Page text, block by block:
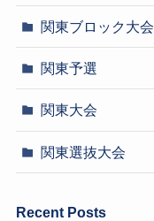
関東ブロック大会
関東予選
関東大会
関東選抜大会
Recent Posts